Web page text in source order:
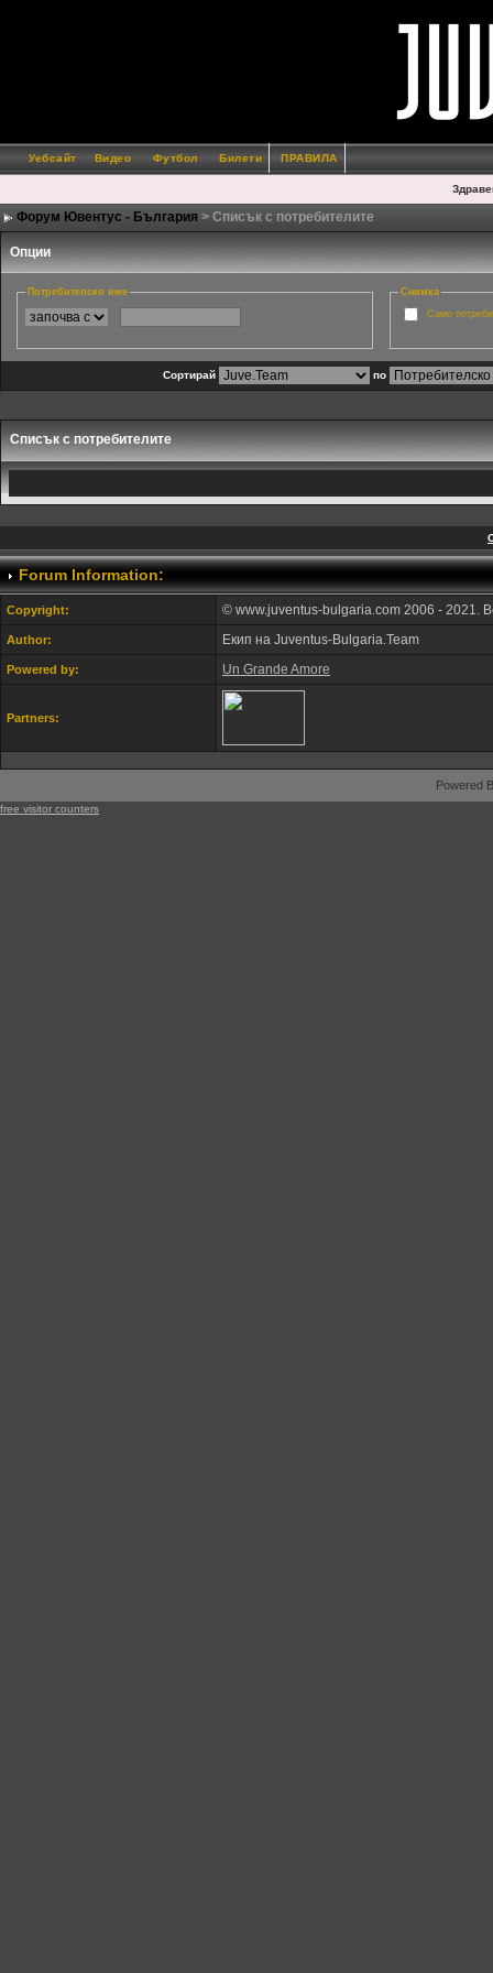
Уебсайт Видео Футбол Билети ПРАВИЛА
Форум Ювентус - България > Списък с потребителите
Опции
Потребителско име Снимка
Само
Сортирай по
Списък с потребителите
Forum Information:
Copyright: © www.juventus-bulgaria.com 2006 - 2021.
Author: Екип на Juventus-Bulgaria.Team
Powered by: Un Grande Amore
Partners:
Powered
free visitor counters